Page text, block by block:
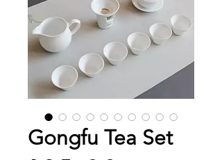
Gongfu Tea Set